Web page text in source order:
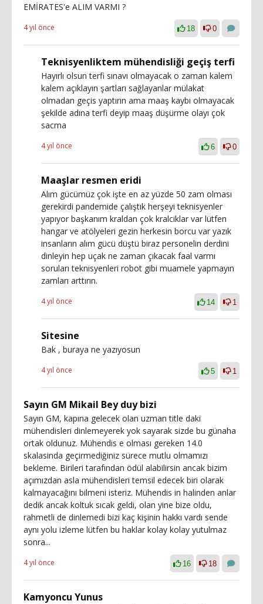
EMİRATES'e ALIM VARMI ?
4 yıl önce 18 0
Teknisyenliktem mühendisliği geçiş terfi
Hayırlı olsun terfi sınavı olmayacak o zaman kalem
kalem açıklayın şartları sağlayanlar mülakat
olmadan geçis yaptırın ama maaş kaybı olmayacak
şekilde adına terfi deyip maaş düşürme olayı çok
sacma
4 yıl önce 6 0
Maaşlar resmen eridi
Alım gücümüz çok işte en az yüzde 50 zam olması
gerekirdi pandemide çalıştık herşeyi teknisyenler
yapıyor başkanım kraldan çok kralciklar var lütfen
hangar ve atölyeleri gezin herkesin borcu var yazık
insanların alım gücü düştü biraz personelin derdini
dinleyin hep uçak ne zaman çıkacak faal varmı
soruları teknisyenleri robot gibi muamele yapmayın
zamları arttırın.
4 yıl önce 14 1
Sitesine
Bak , buraya ne yazıyosun
4 yıl önce 5 1
Sayın GM Mikail Bey duy bizi
Sayın GM, kapına gelecek olan uzman title daki
mühendisleri dinlemeyerek yok sayarak sizde bu günaha
ortak oldunuz. Mühendis e olması gereken 14.0
skalasinda geçirmediğiniz sürece mutlu olmamızı
bekleme. Birileri tarafından ödül alabilirsin ancak bizim
açımızdan asla mühendisleri temsil edecek biri olarak
kalmayacağını bilmeni isteriz. Mühendis in halinden anlar
dedik ancak koltuk sıcak geldi, olan yine bize oldu,
rahmetli de dinlemedi bizi kaç kişinin hakkı vardı sende
aynı yolu izleme lütfen bu haklar kolay kolay yutulmaz
sonra...
4 yıl önce 16 18
Kamyoncu Yunus